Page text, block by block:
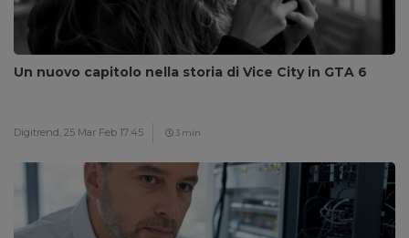
Un nuovo capitolo nella storia di Vice City in GTA 6
Digitrend, 25 Mar Feb 17:45 3 min